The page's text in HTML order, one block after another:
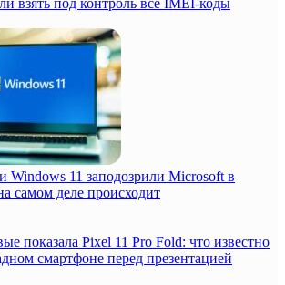
Windows 11 заподозрили Microsoft в
самом деле происходит
показала Pixel 11 Pro Fold: что известно
смартфоне перед презентацией